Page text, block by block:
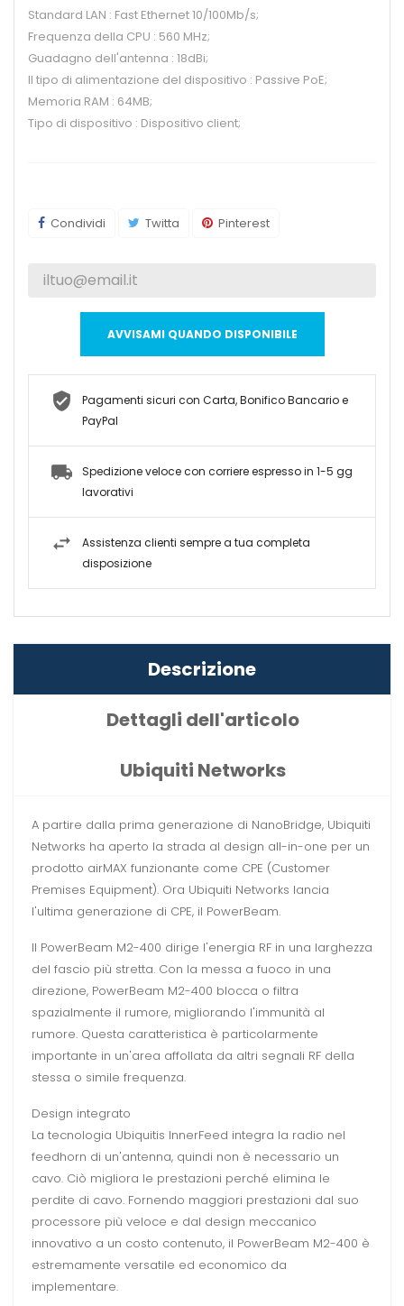
Standard LAN : Fast Ethernet 10/100Mb/s;
Frequenza della CPU : 560 MHz;
Guadagno dell'antenna : 18dBi;
Il tipo di alimentazione del dispositivo : Passive PoE;
Memoria RAM : 64MB;
Tipo di dispositivo : Dispositivo client;
Condividi Twitta Pinterest
AVVISAMI QUANDO DISPONIBILE
Pagamenti sicuri con Carta, Bonifico Bancario e
PayPal
Spedizione veloce con corriere espresso in 1-5 gg
lavorativi
Assistenza clienti sempre a tua completa
disposizione
Descrizione
Dettagli dell'articolo
Ubiquiti Networks
A partire dalla prima generazione di NanoBridge, Ubiquiti
Networks ha aperto la strada al design all-in-one per un
prodotto airMAX funzionante come CPE (Customer
Premises Equipment). Ora Ubiquiti Networks lancia
l'ultima generazione di CPE, il PowerBeam.
Il PowerBeam M2-400 dirige l'energia RF in una larghezza
del fascio più stretta. Con la messa a fuoco in una
direzione, PowerBeam M2-400 blocca o filtra
spazialmente il rumore, migliorando l'immunità al
rumore. Questa caratteristica è particolarmente
importante in un'area affollata da altri segnali RF della
stessa o simile frequenza.
Design integrato
La tecnologia Ubiquitis InnerFeed integra la radio nel
feedhorn di un'antenna, quindi non è necessario un
cavo. Ciò migliora le prestazioni perché elimina le
perdite di cavo. Fornendo maggiori prestazioni dal suo
processore più veloce e dal design meccanico
innovativo a un costo contenuto, il PowerBeam M2-400 è
estremamente versatile ed economico da
implementare.